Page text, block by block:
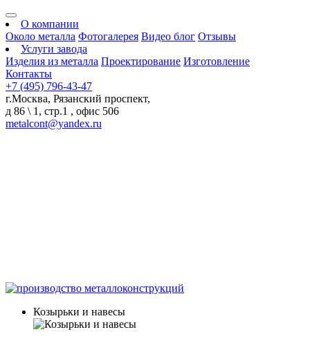
О компании
Около металла Фотогалерея Видео блог Отзывы
Услуги завода
Изделия из металла Проектирование Изготовление
Контакты
+7 (495) 796-43-47
г.Москва, Рязанский проспект,
д 86 \ 1, стр.1 , офис 506
metalcont@yandex.ru
Козырьки и навесы